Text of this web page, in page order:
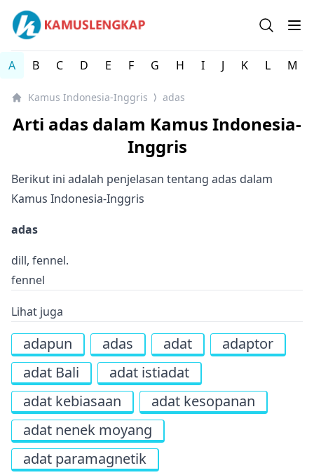
Kamus Lengkap Indonesia-Inggris - Kamus Bahasa
Open
A B C D E F G H I J K L M
Kamus Indonesia-Inggris ⟩ adas
Arti adas dalam Kamus Indonesia-
Inggris
Berikut ini adalah penjelasan tentang adas dalam
Kamus Indonesia-Inggris
adas
dill, fennel.
fennel
Lihat juga
adapun adas adat
adaptor
adat Bali
adat istiadat
adat kebiasaan
adat kesopanan
adat nenek moyang
adat paramagnetik